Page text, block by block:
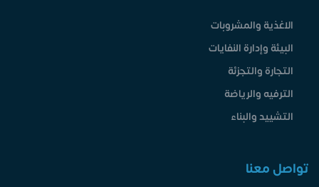
الاغذية والمشروبات
البيئة وإدارة النفايات
التجارة والتجزئة
الترفيه والرياضة
التشييد والبناء
تواصل معنا